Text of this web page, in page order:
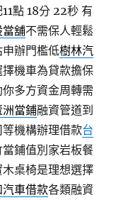
點 18分 22秒 有
當舖不需保人輕鬆
辦門檻低樹林汽
機車為貸款擔保
多方資金周轉需
洲當鋪融資管道到
機構辦理借款台
鋪值別家岩板餐
桌椅是理想選擇
汽車借款各類融資